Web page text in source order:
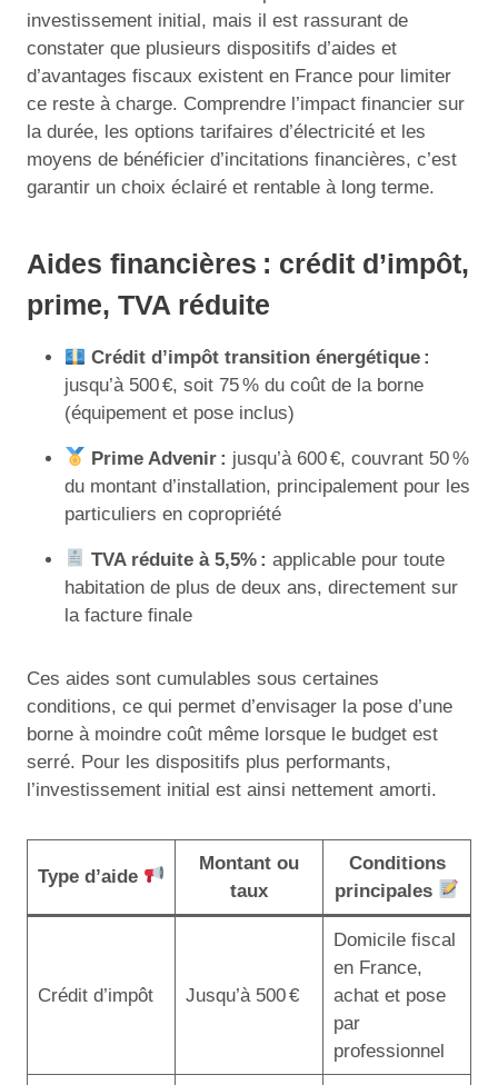
investissement initial, mais il est rassurant de
constater que plusieurs dispositifs d’aides et
d’avantages fiscaux existent en France pour limiter
ce reste à charge. Comprendre l’impact financier sur
la durée, les options tarifaires d’électricité et les
moyens de bénéficier d’incitations financières, c’est
garantir un choix éclairé et rentable à long terme.
Aides financières : crédit d’impôt,
prime, TVA réduite
Crédit d’impôt transition énergétique :
jusqu’à 500 €, soit 75 % du coût de la borne
(équipement et pose inclus)
Prime Advenir : jusqu’à 600 €, couvrant 50 %
du montant d’installation, principalement pour les
particuliers en copropriété
TVA réduite à 5,5% : applicable pour toute
habitation de plus de deux ans, directement sur
la facture finale
Ces aides sont cumulables sous certaines
conditions, ce qui permet d’envisager la pose d’une
borne à moindre coût même lorsque le budget est
serré. Pour les dispositifs plus performants,
l’investissement initial est ainsi nettement amorti.
Type d’aide
Montant ou
taux
Conditions
principales
Crédit d’impôt Jusqu’à 500 €
Domicile fiscal
en France,
achat et pose
par
professionnel